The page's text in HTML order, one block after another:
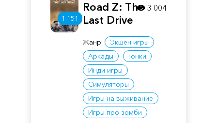
1.151
Road Z: The
Last Drive
Жанр:
Экшен игры
Аркады
Гонки
Инди игры
Симуляторы
Игры на выживание
Игры про зомби
3 004